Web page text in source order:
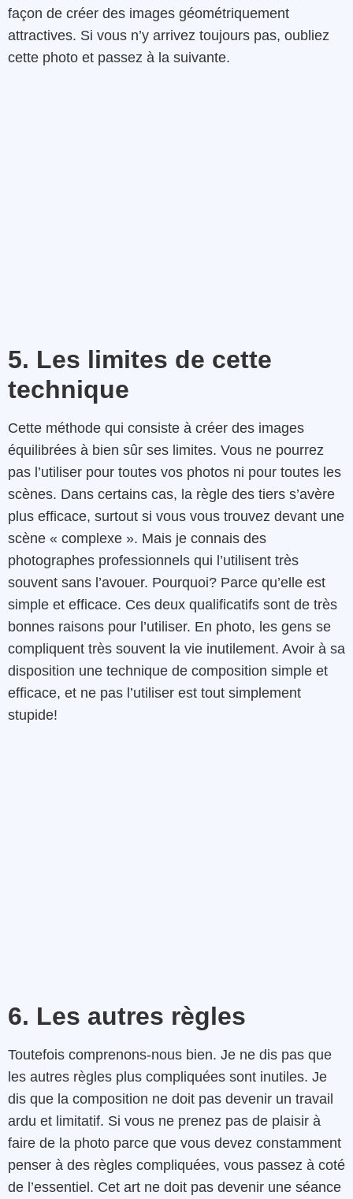
façon de créer des images géométriquement
attractives. Si vous n’y arrivez toujours pas, oubliez
cette photo et passez à la suivante.
5. Les limites de cette
technique
Cette méthode qui consiste à créer des images
équilibrées à bien sûr ses limites. Vous ne pourrez
pas l’utiliser pour toutes vos photos ni pour toutes les
scènes. Dans certains cas, la règle des tiers s’avère
plus efficace, surtout si vous vous trouvez devant une
scène « complexe ». Mais je connais des
photographes professionnels qui l’utilisent très
souvent sans l’avouer. Pourquoi? Parce qu’elle est
simple et efficace. Ces deux qualificatifs sont de très
bonnes raisons pour l’utiliser. En photo, les gens se
compliquent très souvent la vie inutilement. Avoir à sa
disposition une technique de composition simple et
efficace, et ne pas l’utiliser est tout simplement
stupide!
6. Les autres règles
Toutefois comprenons-nous bien. Je ne dis pas que
les autres règles plus compliquées sont inutiles. Je
dis que la composition ne doit pas devenir un travail
ardu et limitatif. Si vous ne prenez pas de plaisir à
faire de la photo parce que vous devez constamment
penser à des règles compliquées, vous passez à coté
de l’essentiel. Cet art ne doit pas devenir une séance